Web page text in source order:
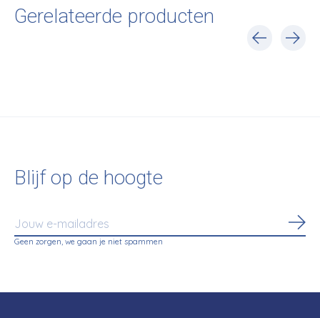
Gerelateerde producten
Blijf op de hoogte
Geen zorgen, we gaan je niet spammen